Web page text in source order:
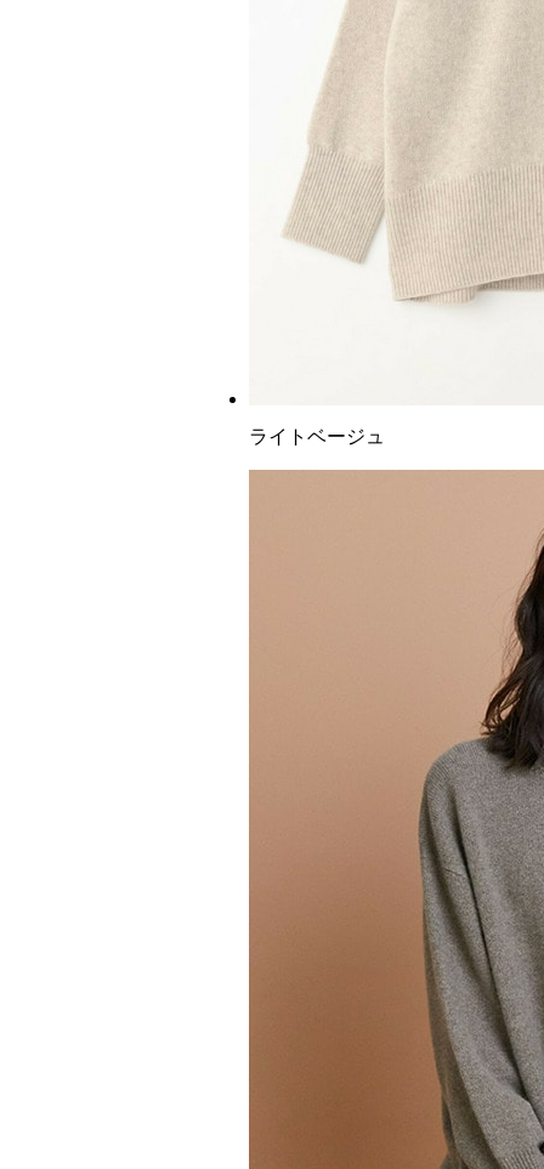
ライトベージュ